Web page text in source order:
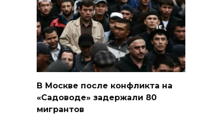
В Москве после конфликта на
«Садоводе» задержали 80
мигрантов